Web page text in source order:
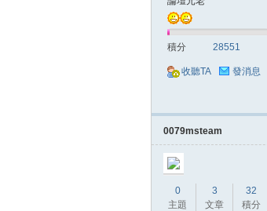
積分 28551
收聽TA 發消息
0079msteam
0
主題
3
文章
32
積分